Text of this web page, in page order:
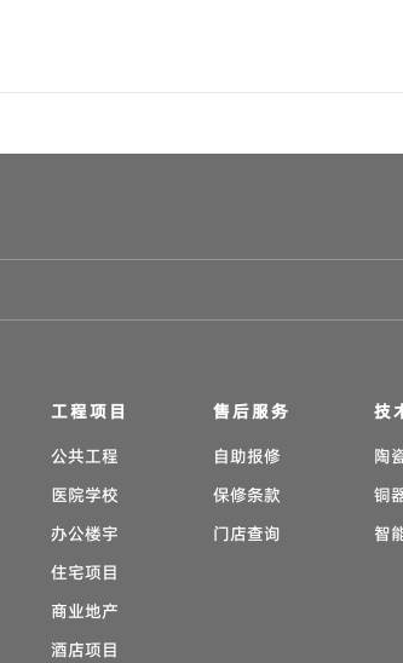
工程项目
公共工程
医院学校
办公楼宇
住宅项目
商业地产
酒店项目
售后服务
自助报修
保修条款
门店查询
技
陶
铜
智